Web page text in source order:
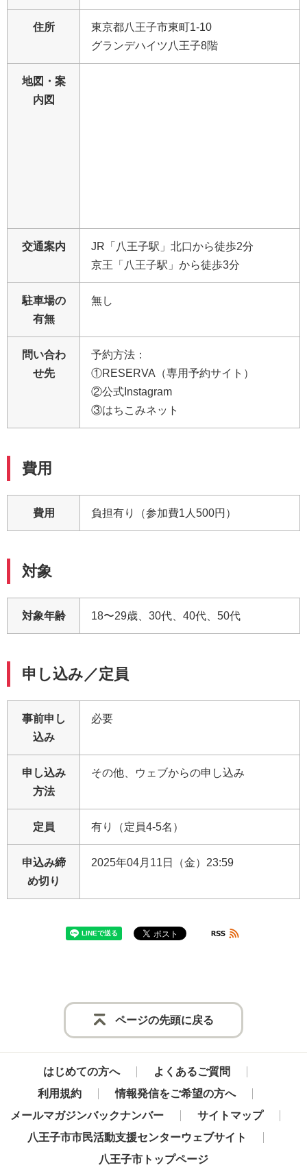
住所
東京都八王子市東町1-10
グランデハイツ八王子8階
地図・案
内図
交通案内
JR「八王子駅」北口から徒歩2分
京王「八王子駅」から徒歩3分
駐車場の
有無
無し
問い合わ
せ先
予約方法：
①RESERVA（専用予約サイト）
②公式Instagram
③はちこみネット
費用
費用 負担有り（参加費1人500円）
対象
対象年齢 18〜29歳、30代、40代、50代
申し込み／定員
事前申し
込み
必要
申し込み
方法
その他、ウェブからの申し込み
定員 有り（定員4-5名）
申込み締
め切り
2025年04月11日（金）23:59
ページの先頭に戻る
はじめての方へ
よくあるご質問
利用規約
情報発信をご希望の方へ
メールマガジンバックナンバー
サイトマップ
八王子市市民活動支援センターウェブサイト
八王子市トップページ